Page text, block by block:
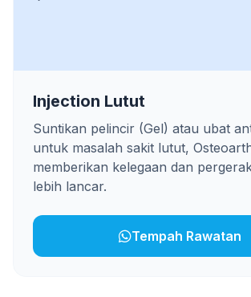
Injection Lutut
Suntikan pelincir (Gel) atau ubat
untuk masalah sakit lutut,
memberikan kelegaan dan
lebih lancar.
Tempah Rawatan